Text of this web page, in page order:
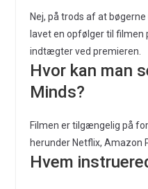
Nej, på trods af at
lavet en opfølger til
indtægter ved premieren.
Hvor kan man
Minds?
Filmen er tilgængelig på
herunder Netflix, Amazon
Hvem